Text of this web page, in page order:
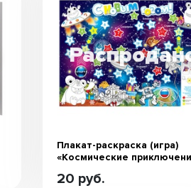
Плакат-раскраска (игра)
«Космические
20 руб.